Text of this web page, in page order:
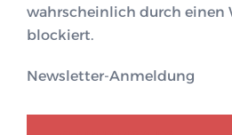
wahrscheinlich durch einen
blockiert.
Newsletter-Anmeldung